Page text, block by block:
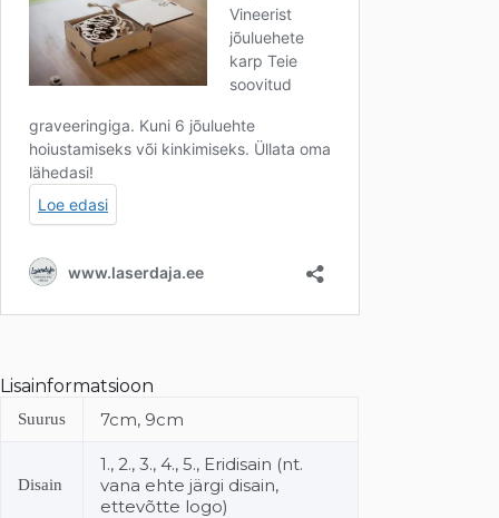
Lisainformatsioon
Suurus 7cm, 9cm
Disain
1., 2., 3., 4., 5., Eridisain (nt.
vana ehte järgi disain,
ettevõtte logo)